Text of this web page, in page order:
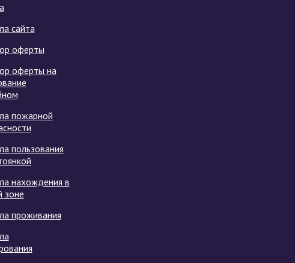
сайта
оферты
оферты на
пожарной
пользования
нахождения в
зоне
проживания